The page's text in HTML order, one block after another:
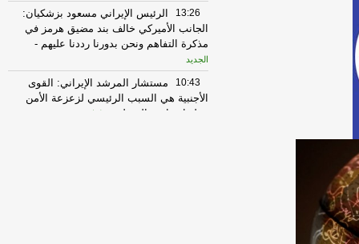
13:26
الرئيس الإيراني مسعود بزشكيان:
الجانب الأميركي خالف بند مضيق هرمز في
مذكرة التفاهم ونحن بدورنا رددنا عليهم -
الجديد
10:43
مستشار المرشد الإيراني: القوى
الأجنبية هي السبب الرئيسي لزعزعة الأمن
وعليها مغادرة المنطقة